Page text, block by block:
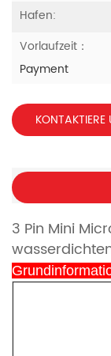
Hafen:
Vorlaufzeit：
Payment
KONTAKTIERE
3 Pin Mini